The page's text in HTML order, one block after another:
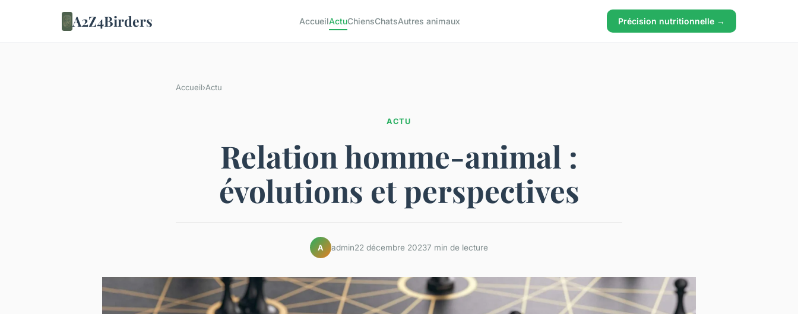
A2Z4Birders AccueilActuChiensChatsAutres animaux Précision nutritionnelle →
Accueil›Actu
ACTU
Relation homme-animal :
évolutions et perspectives
A admin22 décembre 20237 min de lecture